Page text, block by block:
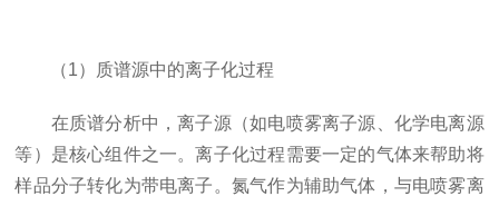
（1）质谱源中的离子化过程
在质谱分析中，离子源（如电喷雾离子源、化学电离源
等）是核心组件之一。离子化过程需要一定的气体来帮助将
样品分子转化为带电离子。氮气作为辅助气体，与电喷雾离